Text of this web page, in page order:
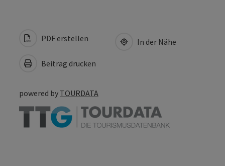
PDF erstellen
Beitrag drucken
In der Nähe
powered by TOURDATA